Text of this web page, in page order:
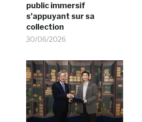
public immersif
s’appuyant sur sa
collection
30/06/2026